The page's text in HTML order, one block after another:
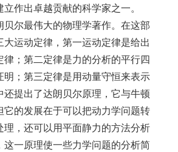
作出卓越贡献的科学家之一。
贝尔最伟大的物理学著作。在这部
大运动定律，第一运动定律是给出
律；第二定律是力的分析的平行四
明；第三定律是用动量守恒来表示
还提出了达朗贝尔原理，它与牛顿
它的发展在于可以把动力学问题转
理，还可以用平面静力的方法分析
这一原理使一些力学问题的分析简